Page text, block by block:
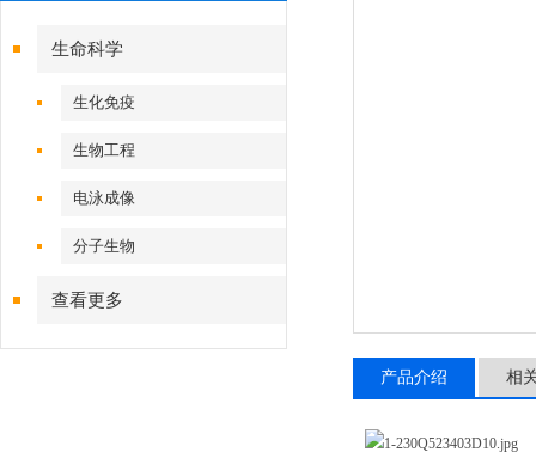
生命科学
生化免疫
生物工程
电泳成像
分子生物
查看更多
产品介绍 相